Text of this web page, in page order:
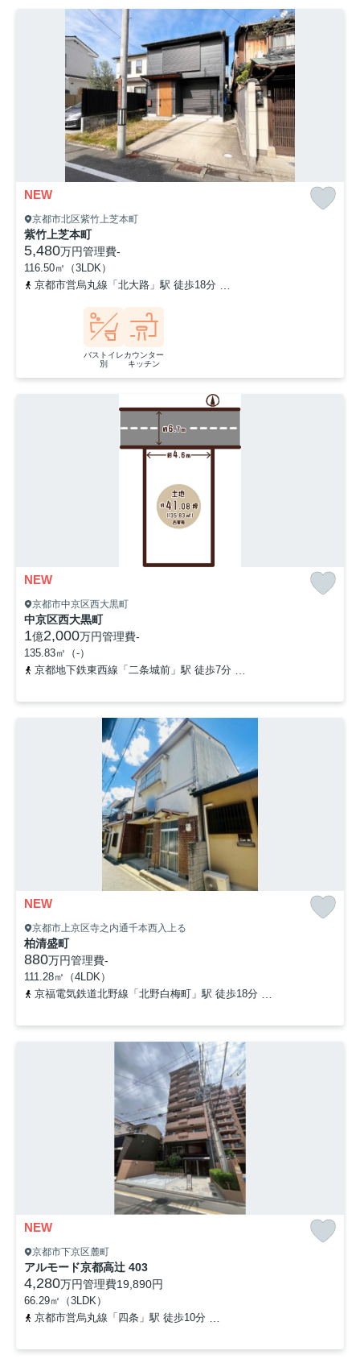
NEW
京都市北区紫竹上芝本町
紫竹上芝本町
5,480万円管理費-
116.50㎡（3LDK）
京都市営烏丸線「北大路」駅 徒歩18分
バストイレ
別
カウンター
キッチン
NEW
京都市中京区西大黒町
中京区西大黒町
1億2,000万円管理費-
135.83㎡（-）
京都地下鉄東西線「二条城前」駅 徒歩7分
NEW
京都市上京区寺之内通千本西入上る
柏清盛町
880万円管理費-
111.28㎡（4LDK）
京福電気鉄道北野線「北野白梅町」駅 徒歩18分
NEW
京都市下京区麓町
アルモード京都高辻 403
4,280万円管理費19,890円
66.29㎡（3LDK）
京都市営烏丸線「四条」駅 徒歩10分